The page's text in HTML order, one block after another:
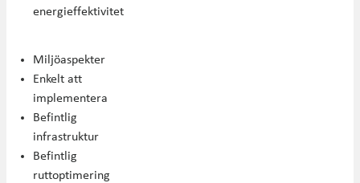
energieffektivitet
Miljöaspekter
Enkelt att
implementera
Befintlig
infrastruktur
Befintlig
ruttoptimering